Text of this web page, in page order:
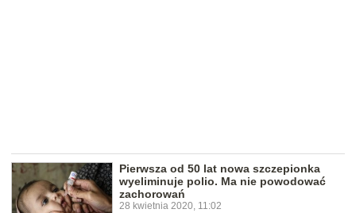
Pierwsza od 50 lat nowa szczepionka
wyeliminuje polio. Ma nie powodować
zachorowań
28 kwietnia 2020, 11:02